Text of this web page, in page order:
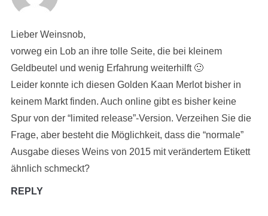
Lieber Weinsnob,
vorweg ein Lob an ihre tolle Seite, die bei kleinem
Geldbeutel und wenig Erfahrung weiterhilft 🙂
Leider konnte ich diesen Golden Kaan Merlot bisher in
keinem Markt finden. Auch online gibt es bisher keine
Spur von der “limited release”-Version. Verzeihen Sie die
Frage, aber besteht die Möglichkeit, dass die “normale”
Ausgabe dieses Weins von 2015 mit verändertem Etikett
ähnlich schmeckt?
REPLY